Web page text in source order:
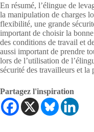
En résumé, l’élingue de
la manipulation de charges
flexibilité, une grande
important de choisir la
des conditions de travail et
aussi important de prendre
lors de l’utilisation de
sécurité des travailleurs et la
Partagez l'inspiration